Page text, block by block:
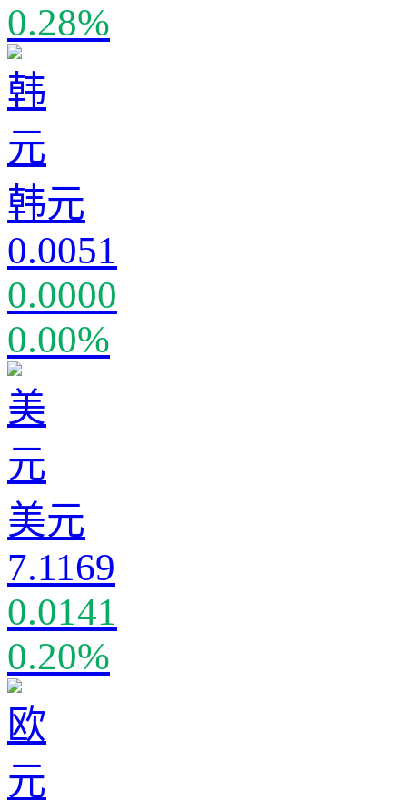
0.28%
韩元
0.0051
0.0000
0.00%
美元
7.1169
0.0141
0.20%